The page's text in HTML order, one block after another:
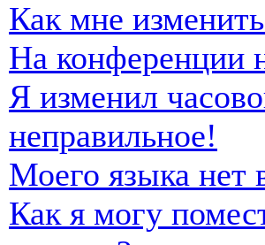
Как мне
На конференции
Я изменил
неправильное!
Моего языка нет
Как я могу